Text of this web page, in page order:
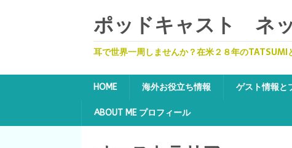
ポッドキャスト ネ
耳で世界一周しませんか？在米２８年の
HOME 海外お役立ち情報 ゲスト情報
ABOUT ME プロフィール